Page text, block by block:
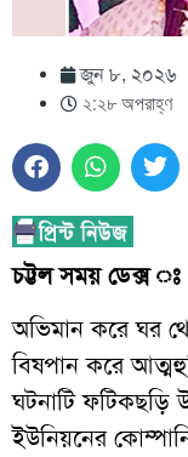
জুন ৮, ২০২৬
২:২৮ অপরাহ্ণ
চট্টল সময় ডেক্স ঃ
অভিমান করে ঘর
বিষপান করে
ঘটনাটি ফটিকছড়ি
ইউনিয়নের